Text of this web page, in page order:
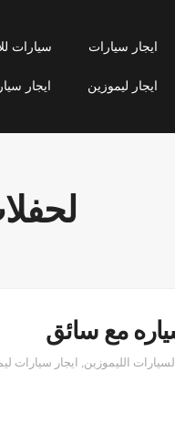
ايجار سيارات سيارات
ايجار ليموزين ايجار
مع سائق
الليموزين, ايجار سيارات